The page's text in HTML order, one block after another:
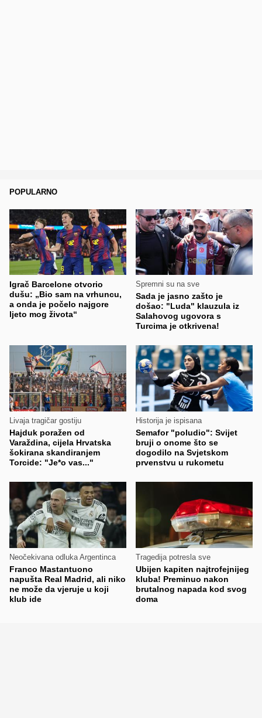
POPULARNO
Igrač Barcelone otvorio
dušu: „Bio sam na vrhuncu,
a onda je počelo najgore
ljeto mog života“
Spremni su na sve
Sada je jasno zašto je
došao: "Luda" klauzula iz
Salahovog ugovora s
Turcima je otkrivena!
Livaja tragičar gostiju
Hajduk poražen od
Varaždina, cijela Hrvatska
šokirana skandiranjem
Torcide: "Je*o vas..."
Historija je ispisana
Semafor "poludio": Svijet
bruji o onome što se
dogodilo na Svjetskom
prvenstvu u rukometu
Neočekivana odluka Argentinca
Franco Mastantuono
napušta Real Madrid, ali niko
ne može da vjeruje u koji
klub ide
Tragedija potresla sve
Ubijen kapiten najtrofejnijeg
kluba! Preminuo nakon
brutalnog napada kod svog
doma